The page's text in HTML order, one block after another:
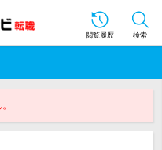
閲覧履歴 検索